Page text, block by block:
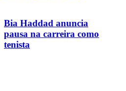
Bia Haddad anuncia
pausa na carreira como
tenista